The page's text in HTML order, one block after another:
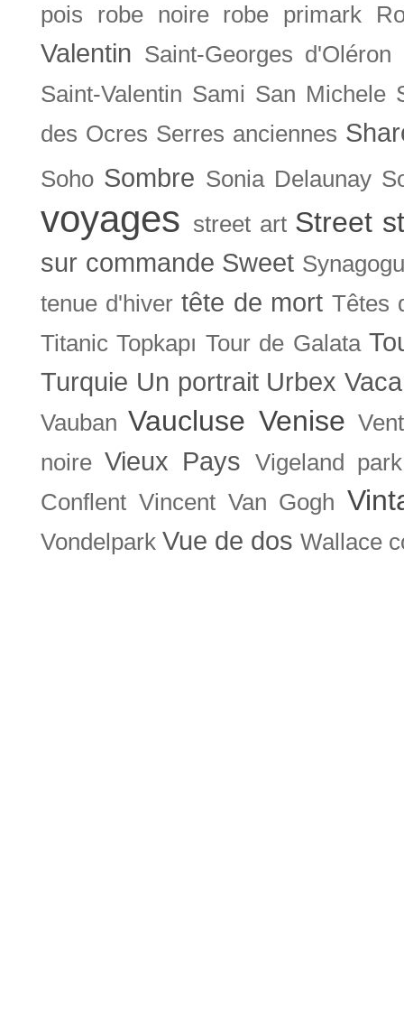
pois
robe noire robe primark
Valentin Saint-Georges d'Oléron
Saint-Valentin Sami San Michele
des Ocres Serres anciennes
Soho Sombre Sonia Delaunay
voyages street art Street
sur commande Sweet
tenue d'hiver tête de mort Têtes
Titanic Topkapı Tour de Galata
Turquie Un portrait Urbex
Vauban Vaucluse Venise
noire Vieux Pays
Vigeland park
Conflent Vincent Van Gogh
Vondelpark Vue de dos Wallace